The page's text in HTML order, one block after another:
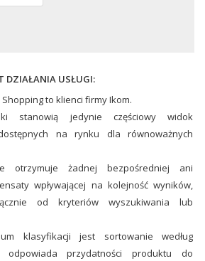
BIUROWYCH
DZIAŁANIA USŁUGI:
to klienci firmy Ikom.
stanowią jedynie częściowy widok
na rynku dla równoważnych
otrzymuje żadnej bezpośredniej ani
wpływającej na kolejność wyników,
od kryteriów wyszukiwania lub
klasyfikacji jest sortowanie według
odpowiada przydatności produktu do